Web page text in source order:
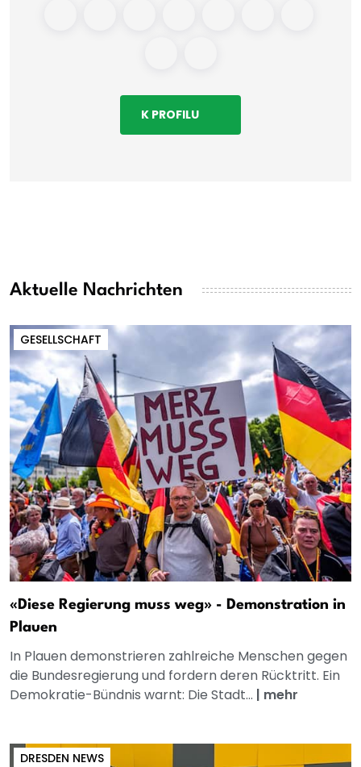
K PROFILU
Aktuelle Nachrichten
GESELLSCHAFT
«Diese Regierung muss weg» - Demonstration in
Plauen
In Plauen demonstrieren zahlreiche Menschen gegen
die Bundesregierung und fordern deren Rücktritt. Ein
Demokratie-Bündnis warnt: Die Stadt... | mehr
DRESDEN NEWS